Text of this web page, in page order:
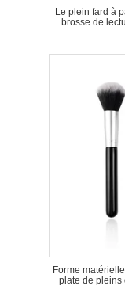
Le plein fard à
brosse de
Forme
plate de pleins